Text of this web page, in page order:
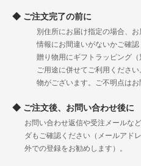
ご注文完了の前に
別住所にお届け指定の場合、
情報にお間違いがないかご確認
贈り物用にギフトラッピング（
ご用途に併せてご利用くださ
物がございます。ご不明点はお
ご注文後、お問い合わせ後に
お問い合わせ返信や受注メールな
ダもご確認ください（メールアド
外での登録をお勧めします）。